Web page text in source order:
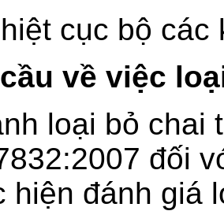
cục bộ
về việc
loại bỏ chai
đối
hiện đánh giá